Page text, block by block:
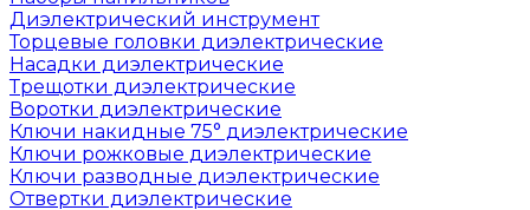
Диэлектрический инструмент
Торцевые головки диэлектрические
Насадки диэлектрические
Трещотки диэлектрические
Воротки диэлектрические
Ключи накидные 75° диэлектрические
Ключи рожковые диэлектрические
Ключи разводные диэлектрические
Отвертки диэлектрические